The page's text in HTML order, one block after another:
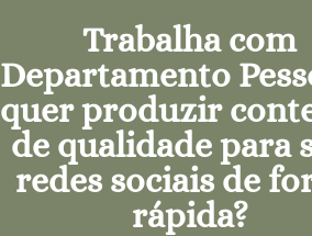
Trabalha com
Departamento
quer produzir
de qualidade para
redes sociais de
rápida?